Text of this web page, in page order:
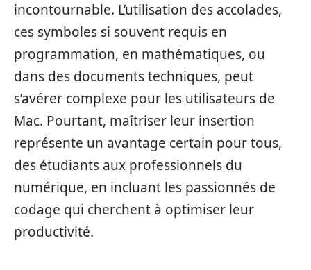
incontournable. L’utilisation des accolades,
ces symboles si souvent requis en
programmation, en mathématiques, ou
dans des documents techniques, peut
s’avérer complexe pour les utilisateurs de
Mac. Pourtant, maîtriser leur insertion
représente un avantage certain pour tous,
des étudiants aux professionnels du
numérique, en incluant les passionnés de
codage qui cherchent à optimiser leur
productivité.